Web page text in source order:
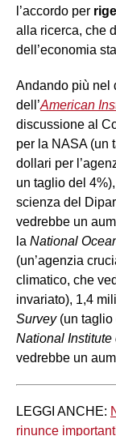
l’accordo per
alla ricerca, che
dell’economia
Andando più nel
dell’American
discussione al
per la NASA (un
dollari per
un taglio del
scienza del
vedrebbe un
la National
(un’agenzia
climatico, che
invariato), 1,4
Survey(un taglio
National Institute
vedrebbe un
LEGGI ANCHE:
rinunce